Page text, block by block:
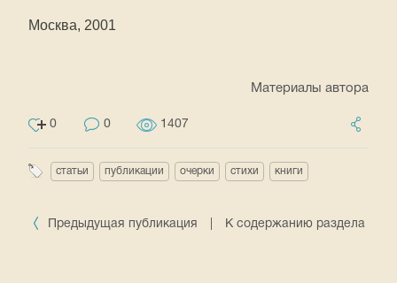
Москва, 2001
Материалы автора
0 0 1407
статьи публикации очерки стихи книги
Предыдущая публикация К содержанию раздела